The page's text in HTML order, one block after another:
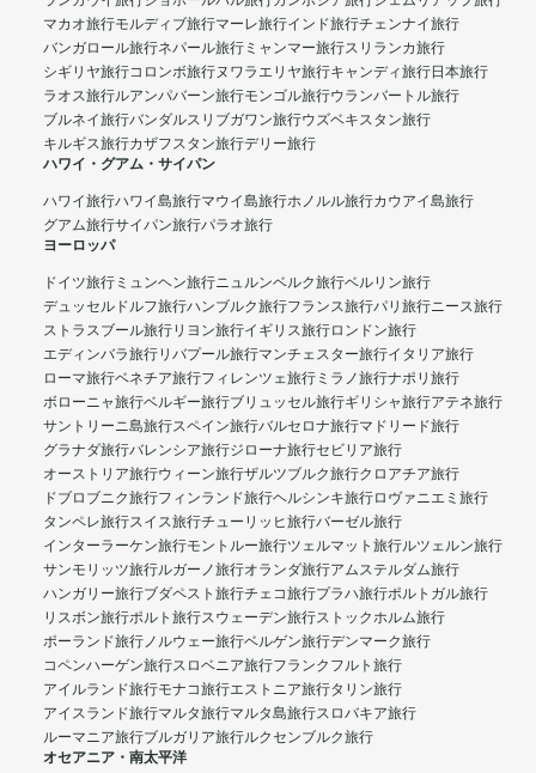
マカオ旅行モルディブ旅行マーレ旅行インド旅行チェンナイ旅行
バンガロール旅行ネパール旅行 ミャンマー旅行スリランカ旅行
シギリヤ旅行コロンボ旅行ヌワラエリヤ旅行キャンディ旅行日本旅行
ラオス旅行ルアンパバーン旅行モンゴル旅行ウランバートル旅行
ブルネイ旅行バンダルスリブガワン旅行ウズベキスタン旅行
キルギス旅行カザフスタン旅行デリー旅行
ハワイ・グアム・サイパン
ハワイ旅行ハワイ島旅行マウイ島旅行ホノルル旅行カウアイ島旅行
グアム旅行サイパン旅行パラオ旅行
ヨーロッパ
ドイツ旅行 ミュンヘン旅行ニュルンベルク旅行ベルリン旅行
デュッセルドルフ旅行ハンブルク旅行フランス旅行パリ旅行ニース旅行
ストラスブール旅行リヨン旅行イギリス旅行ロンドン旅行
エディンバラ旅行リバプール旅行マンチェスター旅行イタリア旅行
ローマ旅行ベネチア旅行フィレンツェ旅行 ミラノ旅行ナポリ旅行
ボローニャ旅行ベルギー旅行ブリュッセル旅行ギリシャ旅行アテネ旅行
サントリーニ島旅行スペイン旅行バルセロナ旅行マドリード旅行
グラナダ旅行バレンシア旅行ジローナ旅行セビリア旅行
オーストリア旅行ウィーン旅行ザルツブルク旅行クロアチア旅行
ドブロブニク旅行フィンランド旅行ヘルシンキ旅行ロヴァニエミ旅行
タンペレ旅行スイス旅行チューリッヒ旅行バーゼル旅行
インターラーケン旅行モントルー旅行ツェルマット旅行ルツェルン旅行
サンモリッツ旅行ルガーノ旅行オランダ旅行アムステルダム旅行
ハンガリー旅行ブダペスト旅行チェコ旅行プラハ旅行ポルトガル旅行
リスボン旅行ポルト旅行スウェーデン旅行ストックホルム旅行
ポーランド旅行ノルウェー旅行ベルゲン旅行デンマーク旅行
コペンハーゲン旅行スロベニア旅行フランクフルト旅行
アイルランド旅行モナコ旅行エストニア旅行タリン旅行
アイスランド旅行マルタ旅行マルタ島旅行スロバキア旅行
ルーマニア旅行ブルガリア旅行ルクセンブルク旅行
オセアニア・南太平洋